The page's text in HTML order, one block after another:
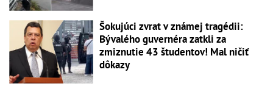
Šokujúci zvrat v známej tragédii:
Bývalého guvernéra zatkli za
zmiznutie 43 študentov! Mal ničiť
dôkazy